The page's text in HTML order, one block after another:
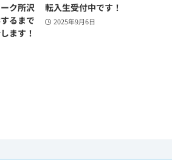
ク所沢
るまで
ます！
転入生受付中です！
2025年9月6日